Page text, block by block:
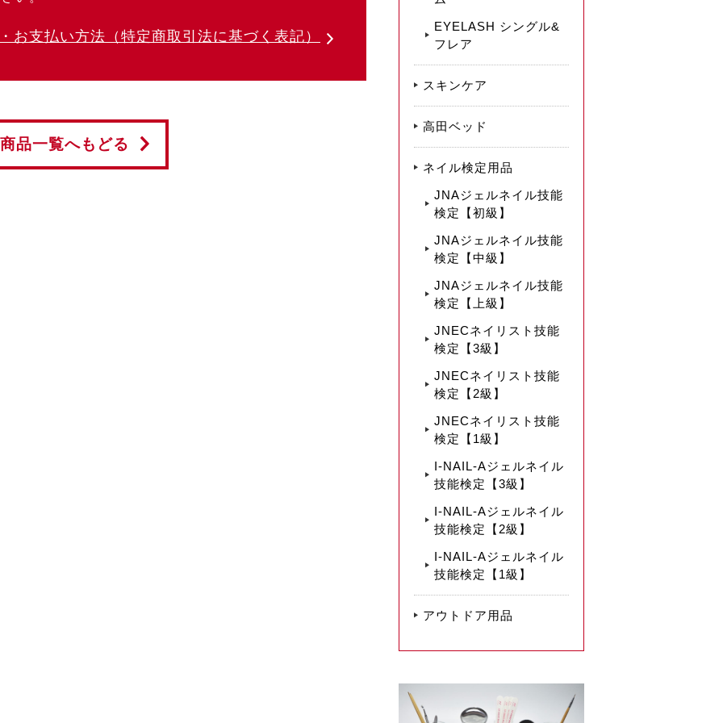
お支払い方法 （特定商取引法に基づく表記）
商品一覧へもどる
EYELASH シングル&
フレア
スキンケア
高田ベッド
ネイル検定用品
JNAジェルネイル技能
検定【初級】
JNAジェルネイル技能
検定【中級】
JNAジェルネイル技能
検定【上級】
JNECネイリスト技能
検定【3級】
JNECネイリスト技能
検定【2級】
JNECネイリスト技能
検定【1級】
I-NAIL-Aジェルネイル
技能検定【3級】
I-NAIL-Aジェルネイル
技能検定【2級】
I-NAIL-Aジェルネイル
技能検定【1級】
アウトドア用品